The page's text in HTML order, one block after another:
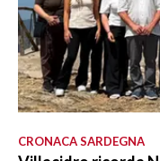
CRONACA SARDEGNA